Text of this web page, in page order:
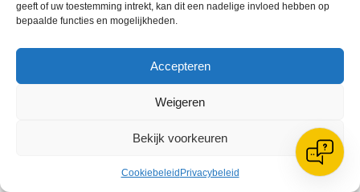
geeft of uw toestemming intrekt, kan dit een nadelige invloed hebben op
bepaalde functies en mogelijkheden.
Accepteren
Weigeren
Bekijk voorkeuren
Cookiebeleid Privacybeleid
Naar aanleiding van de update op 21 april van
het kabinet en de KNVB is het bestuur op dit
kunnen hervatten. Hiertoe hebben we vandaag
onder de ouders/ verzorgers te polsen…
about UPDATE Reiger Boys m.b.t.